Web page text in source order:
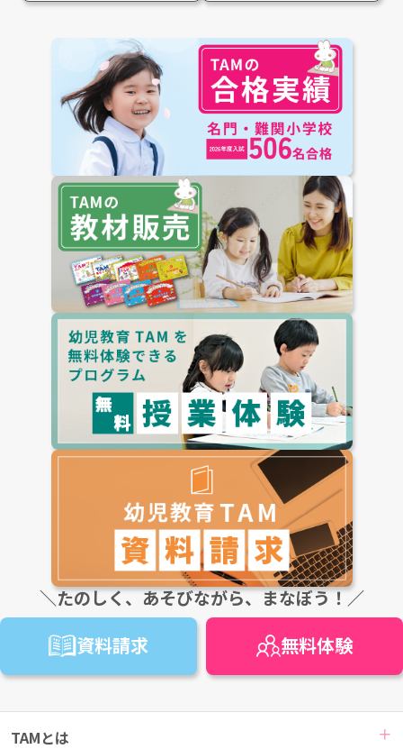
＼たのしく、あそびながら、まなぼう！／
資料請求 無料体験
TAMとは